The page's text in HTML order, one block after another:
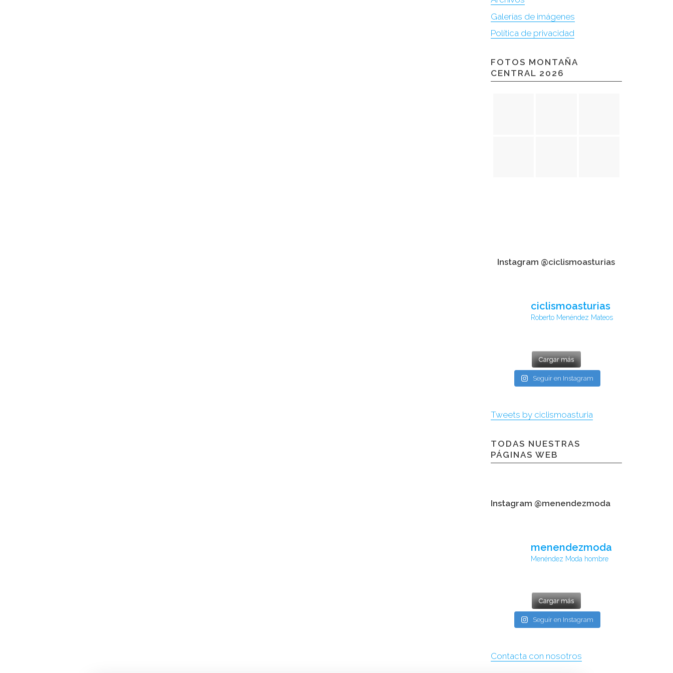
Galerías de imágenes
Política de privacidad
FOTOS MONTAÑA
CENTRAL 2026
Instagram @ciclismoasturias
ciclismoasturias
Roberto Menéndez Mateos
Cargar más
Seguir en Instagram
Tweets by ciclismoasturia
TODAS NUESTRAS
PÁGINAS WEB
Instagram @menendezmoda
menendezmoda
Menéndez Moda hombre
Cargar más
Seguir en Instagram
Contacta con nosotros